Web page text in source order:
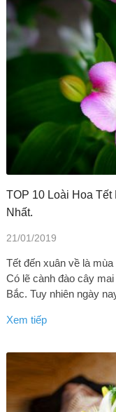
TOP 10 Loài Hoa
Nhất.
21/01/2019
Tết đến xuân về là
Có lẽ cành đào cây
Bắc. Tuy nhiên ngày
Xem tiếp